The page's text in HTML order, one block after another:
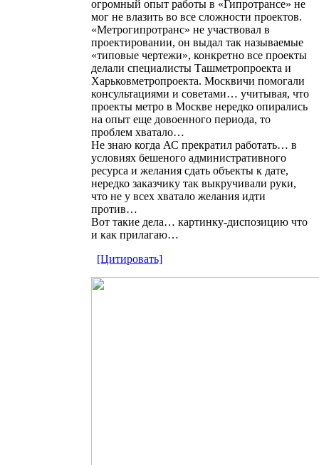
огромный опыт работы в «Гипротрансе» не
мог не влазить во все сложности проектов.
«Метрогипротранс» не участвовал в
проектировании, он выдал так называемые
«типовые чертежи», конкретно все проекты
делали специалисты Ташметропроекта и
Харьковметропроекта. Москвичи помогали
консультациями и советами… учитывая, что
проекты метро в Москве нередко опирались
на опыт еще довоенного периода, то
проблем хватало…
Не знаю когда АС прекратил работать… в
условиях бешеного административного
ресурса и желания сдать объекты к дате,
нередко заказчику так выкручивали руки,
что не у всех хватало желания идти
против…
Вот такие дела… картинку-диспозицию что
и как прилагаю…
[Цитировать]